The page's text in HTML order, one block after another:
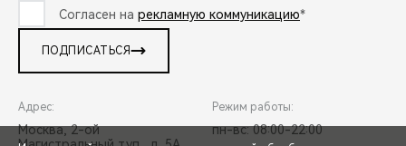
Согласен на рекламную коммуникацию*
ПОДПИСАТЬСЯ
Адрес:
Москва, 2-ой
Режим работы:
пн-вс: 08:00-22:00